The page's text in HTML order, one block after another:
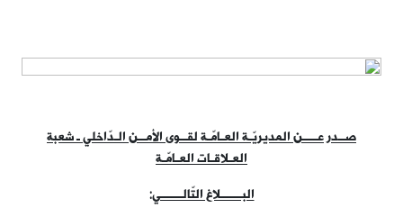
صــدر عــــن المديريّـة العـامّـة لقــوى الأمــن الـدّاخلي ـ شعبة
العـلاقـات العـامّـة
البــــــلاغ التّالــــــي: